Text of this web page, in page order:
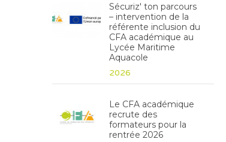
Sécuriz' ton parcours
– intervention de la
référente inclusion du
CFA académique au
Lycée Maritime
Aquacole
2026
Le CFA académique
recrute des
formateurs pour la
rentrée 2026